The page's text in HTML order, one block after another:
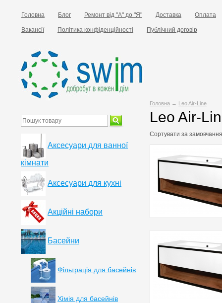
Головна Блог Ремонт від "А" до "Я" Доставка Оплата
Вакансії Політика конфіденційності Публічний договір
Головна → Leo Air-Line
Leo Air-
Сортувати за
Аксесуари для ванної
кімнати
Аксесуари для кухні
Акційні набори
Басейни
Фільтрація для басейнів
Хімія для басейнів